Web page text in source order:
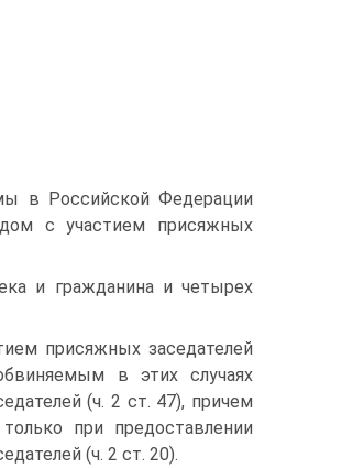
в Российской Федерации
с участием присяжных
и гражданина и четырех
присяжных заседателей
в этих случаях
(ч. 2 ст. 47), причем
при предоставлении
(ч. 2 ст. 20).